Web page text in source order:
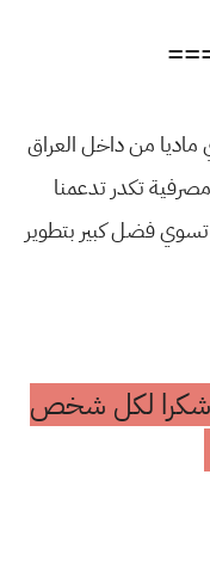
من داخل العراق
تكدر تدعمنا
الف دينار راح تسوي فضل كبير بتطوير
شكرا لكل شخص